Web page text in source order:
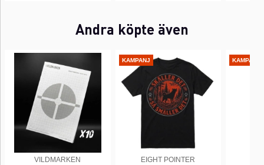
Andra köpte även
VILDMARKEN
KAMPANJ
EIGHT POINTER
KAMPANJ